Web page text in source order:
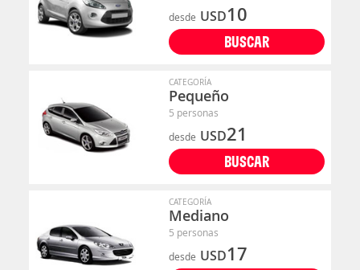
desde USD10
BUSCAR
CATEGORÍA
Pequeño
5 personas
desde USD21
BUSCAR
CATEGORÍA
Mediano
5 personas
desde USD17